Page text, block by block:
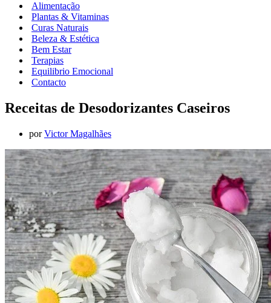
Alimentação
Plantas & Vitaminas
Curas Naturais
Beleza & Estética
Bem Estar
Terapias
Equilibrio Emocional
Contacto
Receitas de Desodorizantes Caseiros
porVictor Magalhães